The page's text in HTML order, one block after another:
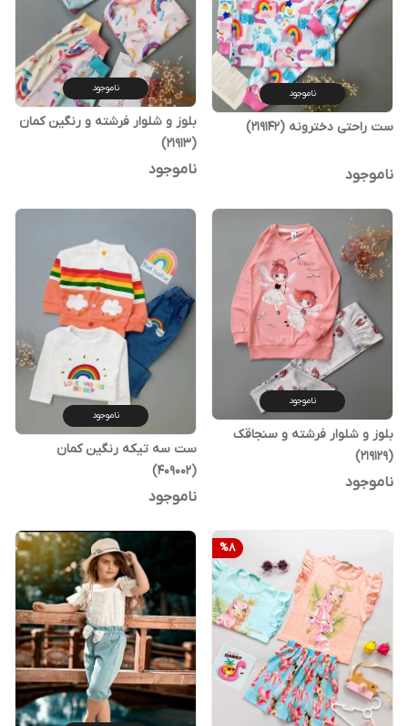
ناموجود
ست راحتی دخترونه (219142)
ناموجود
ناموجود
بلوز و شلوار فرشته و رنگین کمان
(21913)
ناموجود
ناموجود
بلوز و شلوار فرشته و سنجاقک
(219129)
ناموجود
ناموجود
ست سه تیکه رنگین کمان
(409002)
ناموجود
%8